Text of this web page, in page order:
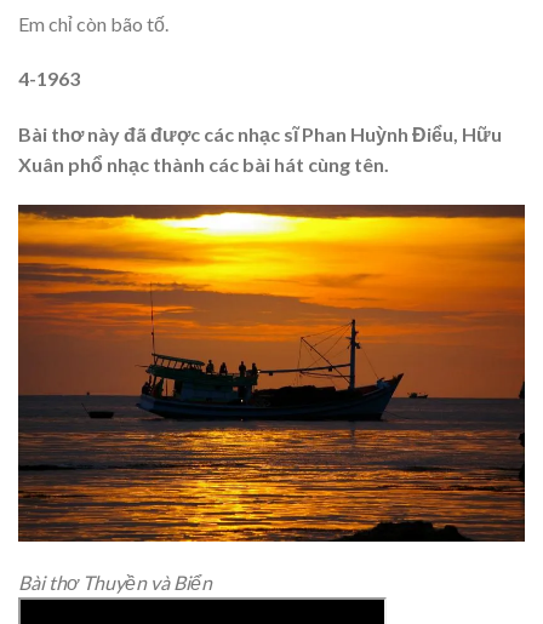
Em chỉ còn bão tố.
4-1963
Bài thơ này đã được các nhạc sĩ Phan Huỳnh Điểu, Hữu
Xuân phổ nhạc thành các bài hát cùng tên.
Bài thơ Thuyền và Biển